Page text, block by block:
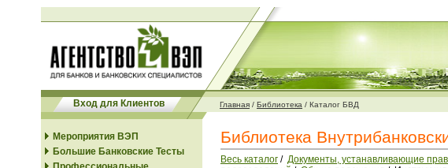
Вход для Клиентов Главная / Библиотека / Каталог БВД
Мероприятия ВЭП
Большие Банковские Тесты
Библиотека
Весь каталог / Документы, устанавливающие